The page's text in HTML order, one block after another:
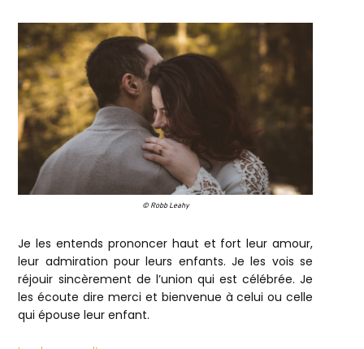
© Robb Leahy
Je les entends prononcer haut et fort leur amour,
leur admiration pour leurs enfants. Je les vois se
réjouir sincèrement de l’union qui est célébrée. Je
les écoute dire merci et bienvenue à celui ou celle
qui épouse leur enfant.